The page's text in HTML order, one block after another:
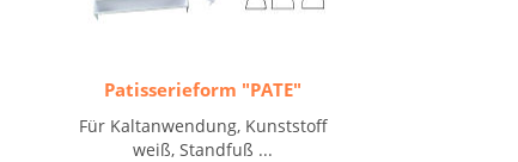
Patisserieform "PATE"
Für Kaltanwendung, Kunststoff
weiß, Standfuß ...